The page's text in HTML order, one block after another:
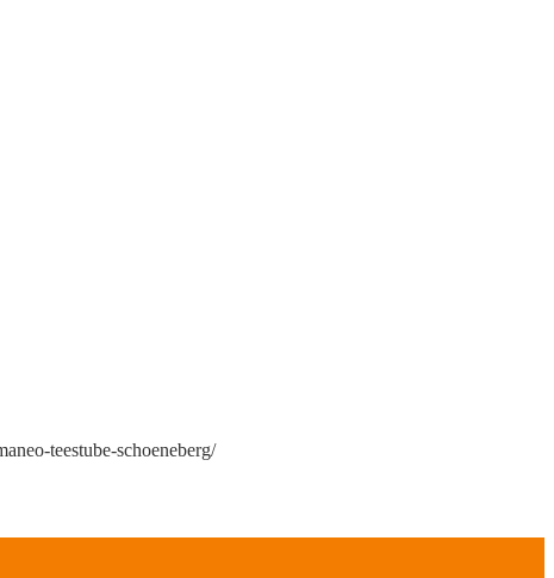
teestube-schoeneberg/